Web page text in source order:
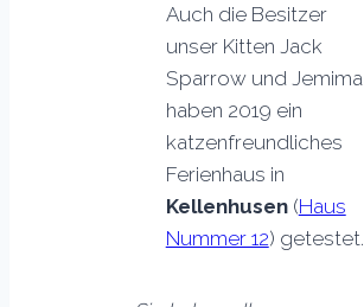
Auch die Besitzer
unser Kitten Jack
Sparrow und Jemima
haben 2019 ein
katzenfreundliches
Ferienhaus in
Kellenhusen(Haus
Nummer 12) getestet.